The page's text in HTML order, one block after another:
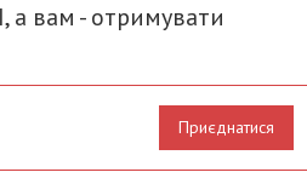
а вам - отримувати
Приєднатися